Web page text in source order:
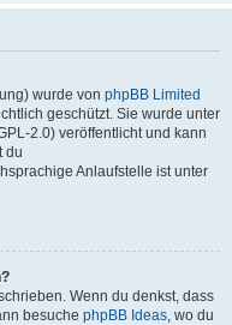
wurde von phpBB Limited
geschützt. Sie wurde unter
2.0) veröffentlicht und kann
du
Anlaufstelle ist unter
Wenn du denkst, dass
besuche phpBB Ideas, wo du